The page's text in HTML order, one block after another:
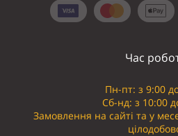
Час
Пн-пт: з 9:00
Сб-нд: з 10:00
Замовлення на сайті та у